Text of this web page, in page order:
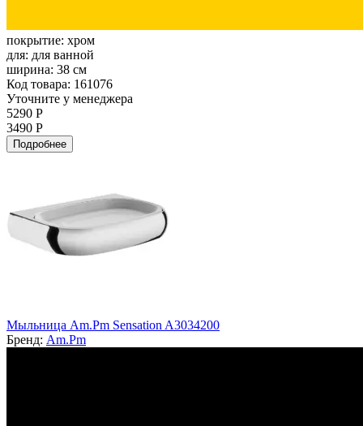
покрытие: хром
для: для ванной
ширина: 38 см
Код товара: 161076
Уточните у менеджера
5290 Р
3490 Р
Подробнее
Мыльница Am.Pm Sensation A3034200
Бренд: Am.Pm